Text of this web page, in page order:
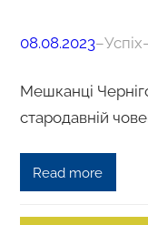
08.08.2023–Успіх
Мешканці
стародавній
Read more